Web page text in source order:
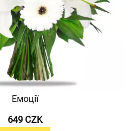
Емоції
649 CZK